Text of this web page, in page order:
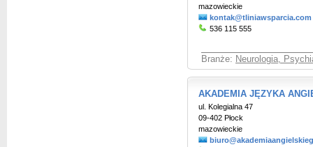
mazowieckie
kontak@tliniawsparcia.com
536 115 555
Branże: Neurologia,
AKADEMIA JĘZYKA
ul. Kolegialna 47
09-402 Płock
mazowieckie